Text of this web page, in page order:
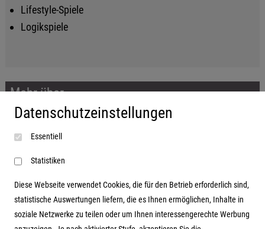
Lifestyle-Spiele
Logikspiele
Mehr über...
Impressum
AGB
Datenschutzerklärung
Adresse
Datenschutzeinstellungen
Essentiell
Statistiken
Diese Webseite verwendet Cookies, die für den Betrieb erforderlich sind,
statistische Auswertungen liefern, die es Ihnen ermöglichen, Inhalte in
soziale Netzwerke zu teilen oder um Ihnen interessengerechte Werbung